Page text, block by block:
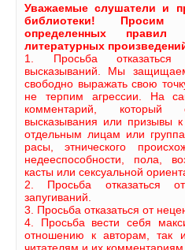
Уважаемые слушатели и
библиотеки! Просим
определенных правил
литературных
1. Просьба отказаться
высказываний. Мы
свободно выражать свою
не терпим агрессии. На
комментарий, который
высказывания или призывы
отдельным лицам или
расы, этнического
недееспособности, пола,
касты или сексуальной
2. Просьба отказаться
запугиваний.
3. Просьба отказаться от
4. Просьба вести себя
отношению к авторам, так
читателям и их комментариям.